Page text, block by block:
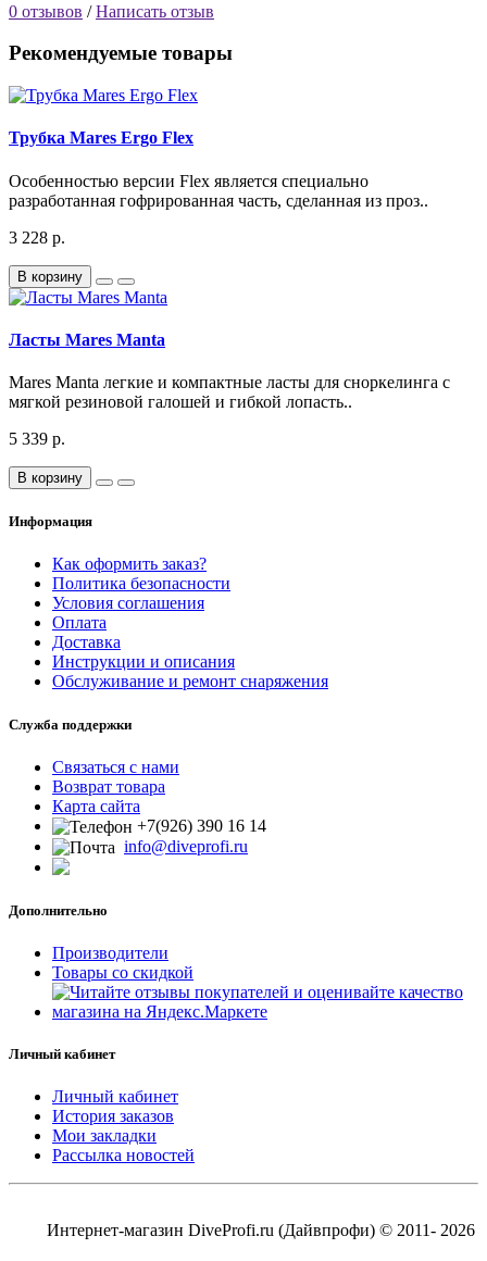
0 отзывов /Написать отзыв
Рекомендуемые товары
Трубка Mares Ergo Flex
Особенностью версии Flex является специально
разработанная гофрированная часть, сделанная из проз..
3 228 р.
В корзину
Ласты Mares Manta
Mares Manta легкие и компактные ласты для сноркелинга с
мягкой резиновой галошей и гибкой лопасть..
5 339 р.
В корзину
Информация
Как оформить заказ?
Политика безопасности
Условия соглашения
Оплата
Доставка
Инструкции и описания
Обслуживание и ремонт снаряжения
Служба поддержки
Связаться с нами
Возврат товара
Карта сайта
+7(926) 390 16 14
info@diveprofi.ru
Дополнительно
Производители
Товары со скидкой
Личный кабинет
Личный кабинет
История заказов
Мои закладки
Рассылка новостей
Интернет-магазин DiveProfi.ru (Дайвпрофи) © 2011- 2026